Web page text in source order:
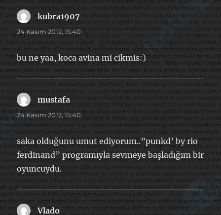
kubra1907 dedi
ki:
24 Kasım 2012, 15:40
bu ne yaa, koca avina mi cikmis:)
mustafadedi
ki:
24 Kasım 2012, 15:40
saka olduğunu umut ediyorum..”punkd’ by rio
ferdinand” programıyla sevmeye başladığım bir
oyuncuydu.
Vlado dedi